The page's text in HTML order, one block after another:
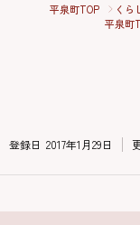
平泉町TOP くら
平泉町
登録日 2017年1月29日